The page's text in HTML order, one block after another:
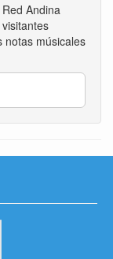
Andina
notas músicales